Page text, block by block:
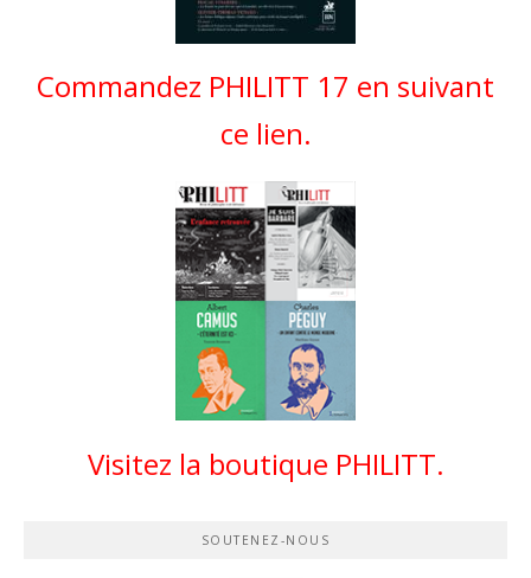
Commandez PHILITT 17 en suivant
ce lien.
Visitez la boutique PHILITT.
SOUTENEZ-NOUS